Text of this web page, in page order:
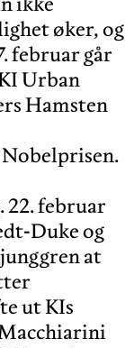
øker, og
februar går
Urban
Hamsten
22. februar
Duke og
at
ut KIs